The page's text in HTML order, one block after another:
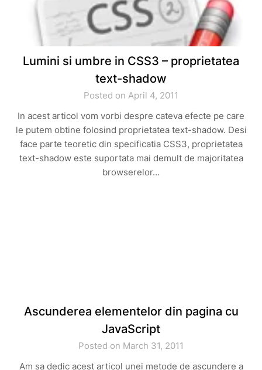
Lumini si umbre in CSS3 – proprietatea
text-shadow
Posted on April 4, 2011
In acest articol vom vorbi despre cateva efecte pe care
le putem obtine folosind proprietatea text-shadow. Desi
face parte teoretic din specificatia CSS3, proprietatea
text-shadow este suportata mai demult de majoritatea
browserelor…
Ascunderea elementelor din pagina cu
JavaScript
Posted on March 31, 2011
Am sa dedic acest articol unei metode de ascundere a